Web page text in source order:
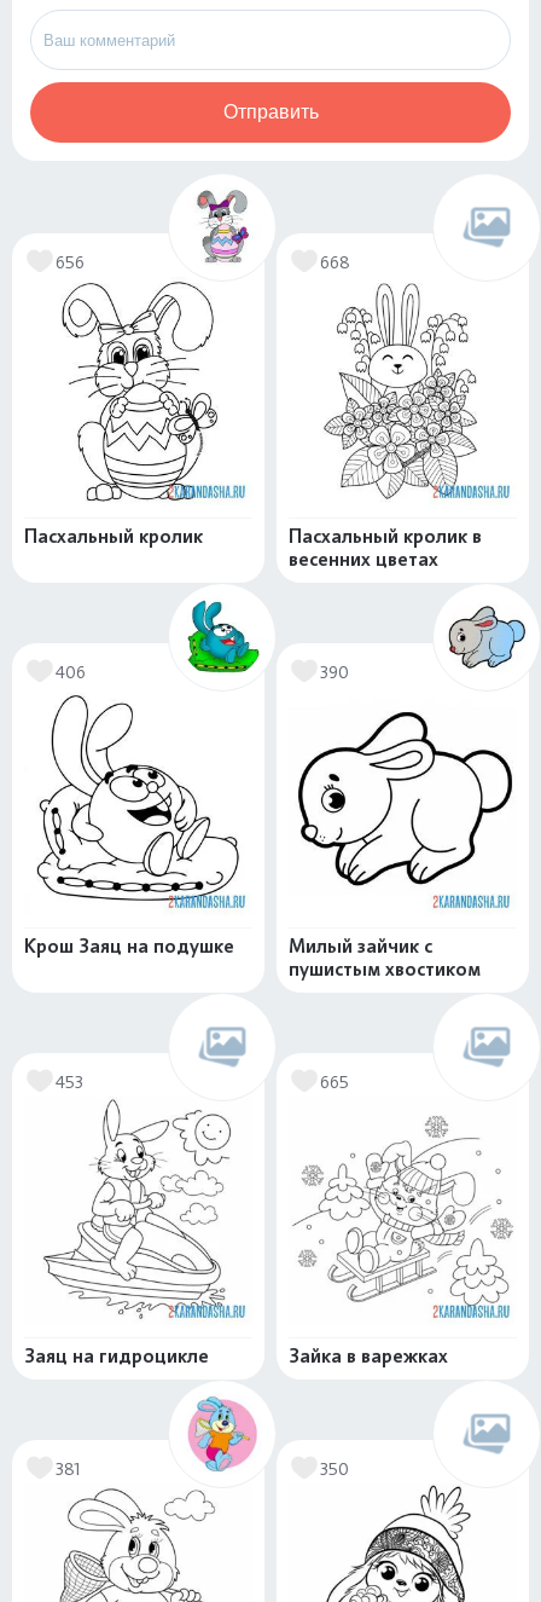
Отправить
656
Пасхальный кролик
668
Пасхальный кролик в
весенних цветах
406
Крош Заяц на подушке
390
Милый зайчик с
пушистым хвостиком
453
Заяц на гидроцикле
665
Зайка в варежках
381 350